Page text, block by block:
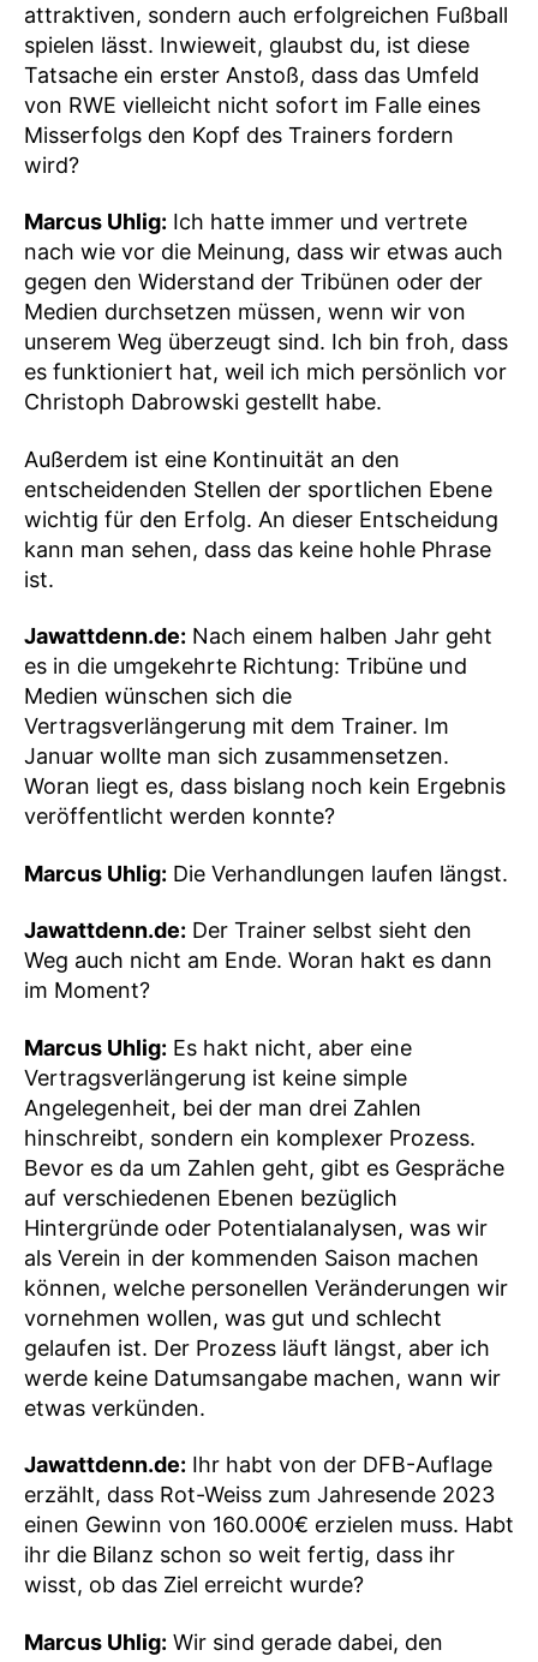
attraktiven, sondern auch erfolgreichen Fußball
spielen lässt. Inwieweit, glaubst du, ist diese
Tatsache ein erster Anstoß, dass das Umfeld
von RWE vielleicht nicht sofort im Falle eines
Misserfolgs den Kopf des Trainers fordern
wird?
Marcus Uhlig: Ich hatte immer und vertrete
nach wie vor die Meinung, dass wir etwas auch
gegen den Widerstand der Tribünen oder der
Medien durchsetzen müssen, wenn wir von
unserem Weg überzeugt sind. Ich bin froh, dass
es funktioniert hat, weil ich mich persönlich vor
Christoph Dabrowski gestellt habe.
Außerdem ist eine Kontinuität an den
entscheidenden Stellen der sportlichen Ebene
wichtig für den Erfolg. An dieser Entscheidung
kann man sehen, dass das keine hohle Phrase
ist.
Jawattdenn.de: Nach einem halben Jahr geht
es in die umgekehrte Richtung: Tribüne und
Medien wünschen sich die
Vertragsverlängerung mit dem Trainer. Im
Januar wollte man sich zusammensetzen.
Woran liegt es, dass bislang noch kein Ergebnis
veröffentlicht werden konnte?
Marcus Uhlig: Die Verhandlungen laufen längst.
Jawattdenn.de: Der Trainer selbst sieht den
Weg auch nicht am Ende. Woran hakt es dann
im Moment?
Marcus Uhlig: Es hakt nicht, aber eine
Vertragsverlängerung ist keine simple
Angelegenheit, bei der man drei Zahlen
hinschreibt, sondern ein komplexer Prozess.
Bevor es da um Zahlen geht, gibt es Gespräche
auf verschiedenen Ebenen bezüglich
Hintergründe oder Potentialanalysen, was wir
als Verein in der kommenden Saison machen
können, welche personellen Veränderungen wir
vornehmen wollen, was gut und schlecht
gelaufen ist. Der Prozess läuft längst, aber ich
werde keine Datumsangabe machen, wann wir
etwas verkünden.
Jawattdenn.de: Ihr habt von der DFB-Auflage
erzählt, dass Rot-Weiss zum Jahresende 2023
einen Gewinn von 160.000€ erzielen muss. Habt
ihr die Bilanz schon so weit fertig, dass ihr
wisst, ob das Ziel erreicht wurde?
Marcus Uhlig: Wir sind gerade dabei, den